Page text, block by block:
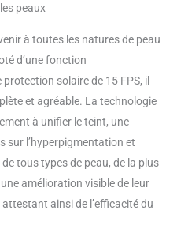
peaux
à toutes les natures de peau
d’une fonction
protection solaire de 15 FPS, il
et agréable. La technologie
à unifier le teint, une
sur l’hyperpigmentation et
tous types de peau, de la plus
amélioration visible de leur
ainsi de l’efficacité du